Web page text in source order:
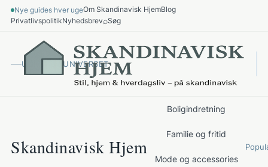
SpringNye guides hver ugeOm Skandinavisk HjemBlog
PrivatlivspolitikNyhedsbrev⌕Søg
UDFORSK UNIVERSET
Skandinavisk Hjem
Boligindretning
Familie og fritid
Mode og accessories